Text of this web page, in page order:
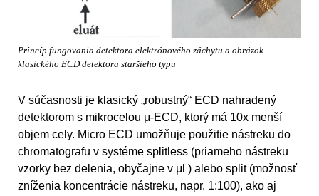
Princíp fungovania detektora elektrónového záchytu a obrázok
klasického ECD detektora staršieho typu
V súčasnosti je klasický „robustný“ ECD nahradený
detektorom s mikrocelou μ-ECD, ktorý má 10x menší
objem cely. Micro ECD umožňuje použitie nástreku do
chromatografu v systéme splitless (priameho nástreku
vzorky bez delenia, obyčajne v μl ) alebo split (možnosť
zníženia koncentrácie nástreku, napr. 1:100), ako aj